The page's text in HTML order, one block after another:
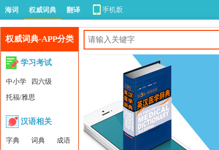
海词 权威词典 翻译
权威词典-APP分类
学习考试
中小学 四六级
托福/雅思
汉语相关
字典 词典 成语